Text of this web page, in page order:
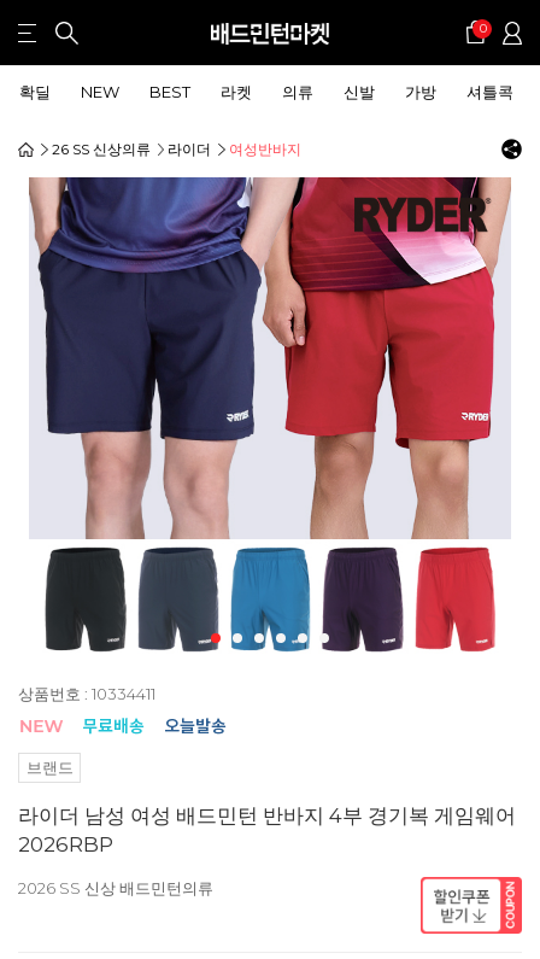
0
확딜 NEW BEST 라켓 의류 신발 가방 셔틀콕
26 SS 신상의류 라이더 여성반바지
상품번호 : 10334411
브랜드
라이더 남성 여성 배드민턴 반바지 4부 경기복 게임웨어
2026RBP
2026 SS 신상 배드민턴의류